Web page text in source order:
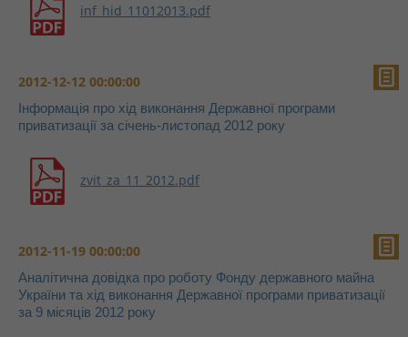
inf_hid_11012013.pdf
2012-12-12 00:00:00
Інформація про хід виконання Державної програми
приватизації за січень-листопад 2012 року
zvit_za_11_2012.pdf
2012-11-19 00:00:00
Аналітична довідка про роботу Фонду державного майна
України та хід виконання Державної програми приватизації
за 9 місяців 2012 року